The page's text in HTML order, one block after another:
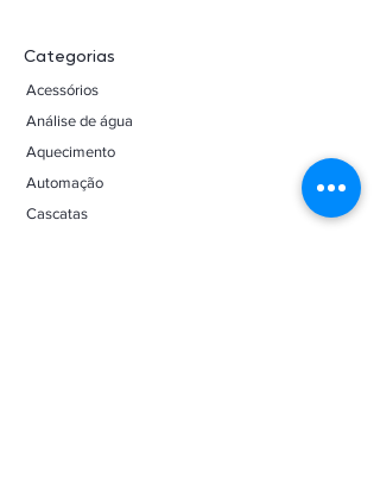
Categorias
Acessórios
Análise de água
Aquecimento
Automação
Cascatas